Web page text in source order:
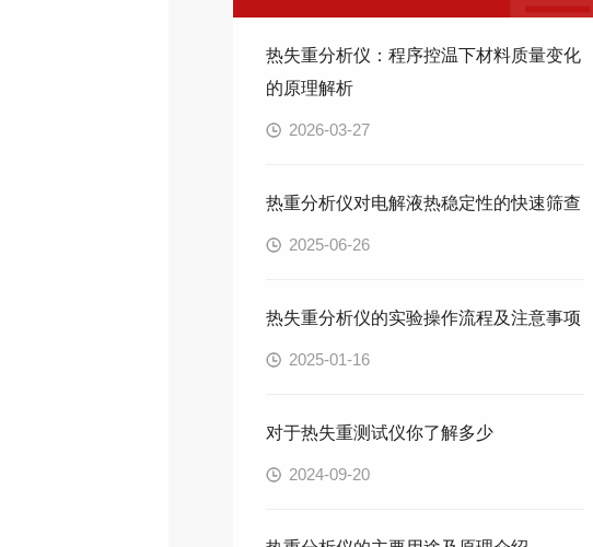
热失重分析仪：程序控温下材料质量变化
的原理解析
2026-03-27
热重分析仪对电解液热稳定性的快速筛查
2025-06-26
热失重分析仪的实验操作流程及注意事项
2025-01-16
对于热失重测试仪你了解多少
2024-09-20